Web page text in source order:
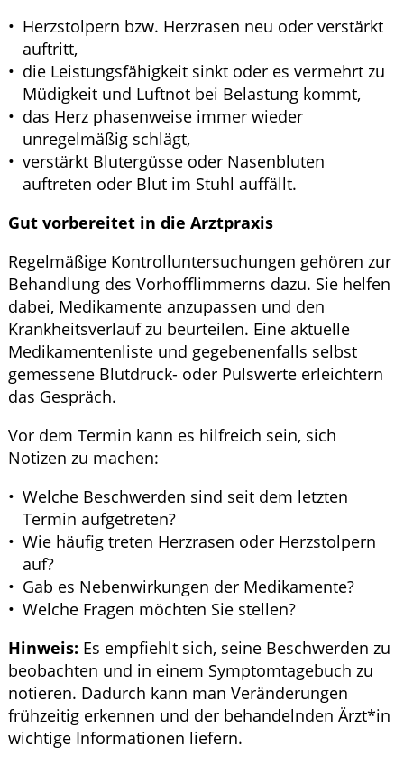
Herzstolpern bzw. Herzrasen neu oder verstärkt
auftritt,
die Leistungsfähigkeit sinkt oder es vermehrt zu
Müdigkeit und Luftnot bei Belastung kommt,
das Herz phasenweise immer wieder
unregelmäßig schlägt,
verstärkt Blutergüsse oder Nasenbluten
auftreten oder Blut im Stuhl auffällt.
Gut vorbereitet in die Arztpraxis
Regelmäßige Kontrolluntersuchungen gehören zur
Behandlung des Vorhofflimmerns dazu. Sie helfen
dabei, Medikamente anzupassen und den
Krankheitsverlauf zu beurteilen. Eine aktuelle
Medikamentenliste und gegebenenfalls selbst
gemessene Blutdruck- oder Pulswerte erleichtern
das Gespräch.
Vor dem Termin kann es hilfreich sein, sich
Notizen zu machen:
Welche Beschwerden sind seit dem letzten
Termin aufgetreten?
Wie häufig treten Herzrasen oder Herzstolpern
auf?
Gab es Nebenwirkungen der Medikamente?
Welche Fragen möchten Sie stellen?
Hinweis: Es empfiehlt sich, seine Beschwerden zu
beobachten und in einem Symptomtagebuch zu
notieren. Dadurch kann man Veränderungen
frühzeitig erkennen und der behandelnden Ärzt*in
wichtige Informationen liefern.